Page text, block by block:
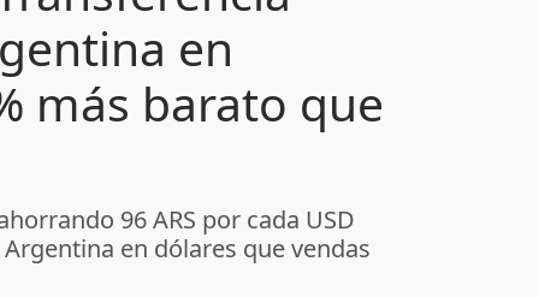
en
más barato que
96 ARS por cada USD
en dólares que vendas